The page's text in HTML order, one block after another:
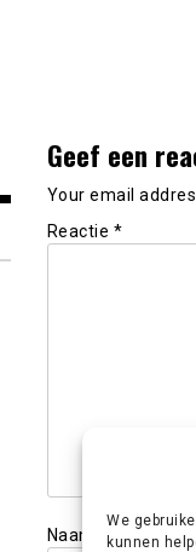
We
kunnen
Geef een
Your email
Reactie *
Naam *